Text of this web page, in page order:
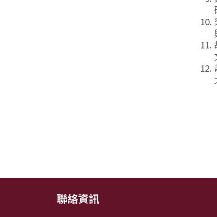
聯絡資訊